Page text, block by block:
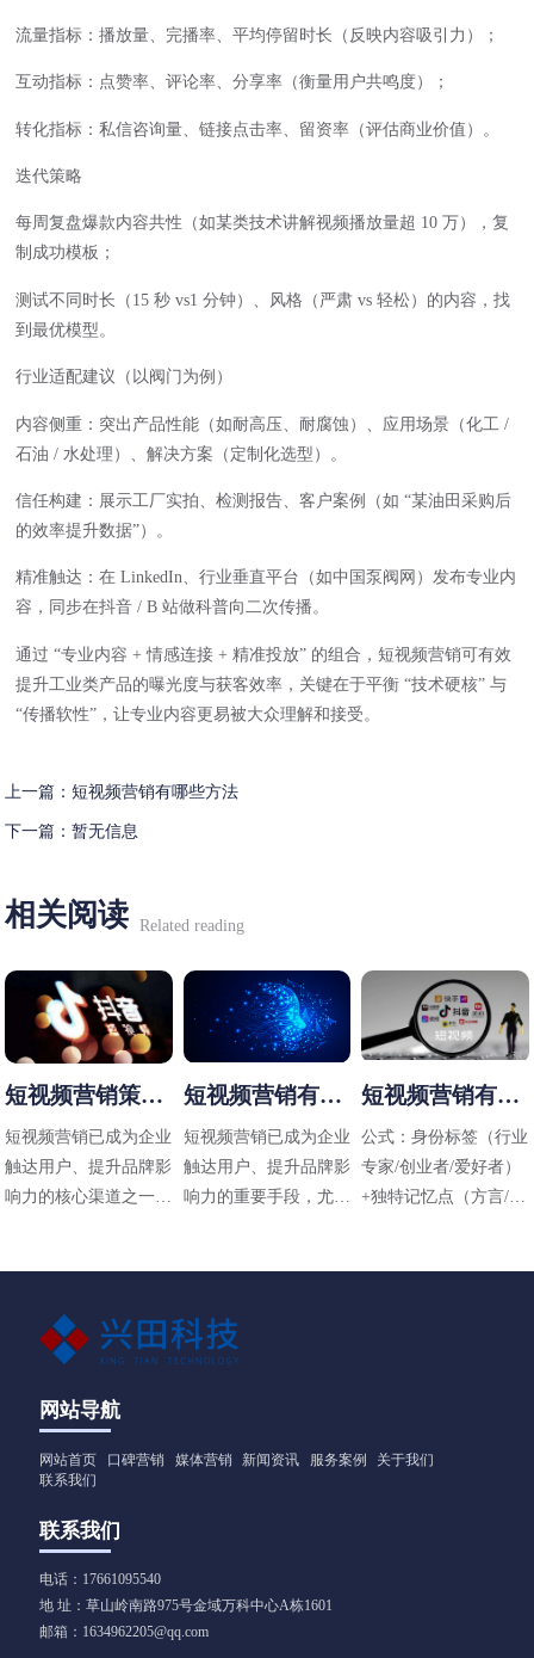
流量指标：播放量、完播率、平均停留时长（反映内容吸引力）；
互动指标：点赞率、评论率、分享率（衡量用户共鸣度）；
转化指标：私信咨询量、链接点击率、留资率（评估商业价值）。
迭代策略
每周复盘爆款内容共性（如某类技术讲解视频播放量超 10 万），复
制成功模板；
测试不同时长（15 秒 vs1 分钟）、风格（严肃 vs 轻松）的内容，找
到最优模型。
行业适配建议（以阀门为例）
内容侧重：突出产品性能（如耐高压、耐腐蚀）、应用场景（化工 /
石油 / 水处理）、解决方案（定制化选型）。
信任构建：展示工厂实拍、检测报告、客户案例（如 “某油田采购后
的效率提升数据”）。
精准触达：在 LinkedIn、行业垂直平台（如中国泵阀网）发布专业内
容，同步在抖音 / B 站做科普向二次传播。
通过 “专业内容 + 情感连接 + 精准投放” 的组合，短视频营销可有效
提升工业类产品的曝光度与获客效率，关键在于平衡 “技术硬核” 与
“传播软性”，让专业内容更易被大众理解和接受。
上一篇：短视频营销有哪些方法
下一篇：暂无信息
相关阅读 Related reading
短视频营销策略
有哪些
短视频营销已成为企业
触达用户、提升品牌影
响力的核心渠道之一，
见的短视频营销策略及
应用方向：
短视频营销有哪
些方法
短视频营销已成为企业
触达用户、提升品牌影
响力的重要手段，尤其
行业（包括工业领域如
阀门企业）的短视频营
短视频营销有哪
些技巧
公式：身份标签（行业
专家/创业者/爱好者）
+独特记忆点（方言/标
网站导航
网站首页 口碑营销 媒体营销 新闻资讯 服务案例
关于我们
联系我们
联系我们
电话：17661095540
地 址：草山岭南路975号金域万科中心A栋1601
邮箱：1634962205@qq.com